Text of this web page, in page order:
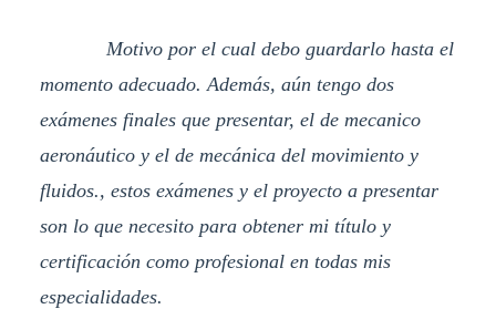
Motivo por el cual debo guardarlo hasta el
momento adecuado. Además, aún tengo dos
exámenes finales que presentar, el de mecanico
aeronáutico y el de mecánica del movimiento y
fluidos., estos exámenes y el proyecto a presentar
son lo que necesito para obtener mi título y
certificación como profesional en todas mis
especialidades.